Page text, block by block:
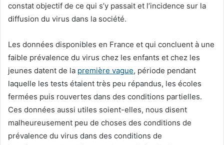
constat objectif de ce qui s’y passait et l’incidence sur la
diffusion du virus dans la société.
Les données disponibles en France et qui concluent à une
faible prévalence du virus chez les enfants et chez les
jeunes datent de la première vague, période pendant
laquelle les tests étaient très peu répandus, les écoles
fermées puis rouvertes dans des conditions partielles.
Ces données aussi utiles soient-elles, nous disent
malheureusement peu de choses des conditions de
prévalence du virus dans des conditions de